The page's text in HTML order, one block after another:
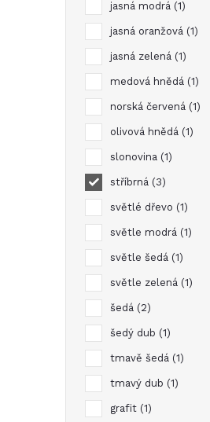
jasná modrá 1
jasná oranžová 1
jasná zelená 1
medová hnědá 1
norská červená 1
olivová hnědá 1
slonovina 1
stříbrná 3
světlé dřevo 1
světle modrá 1
světle šedá 1
světle zelená 1
šedá 2
šedý dub 1
tmavě šedá 1
tmavý dub 1
grafit 1